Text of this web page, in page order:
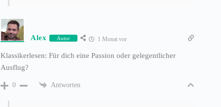
Alex Autor 1 Monat vor
Klassikerlesen: Für dich eine Passion oder gelegentlicher
Ausflug?
0 Antworten